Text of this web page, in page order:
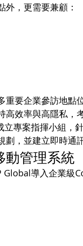
，更需要兼顧：
重要企業參訪地點
效率與高隱私，
專案指揮小組，
，並建立即時通
動管理系統
Global導入企業